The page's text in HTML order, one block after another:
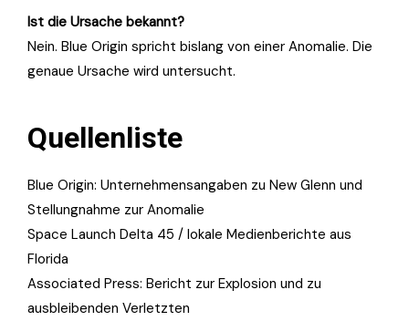
Ist die Ursache bekannt?
Nein. Blue Origin spricht bislang von einer Anomalie. Die
genaue Ursache wird untersucht.
Quellenliste
Blue Origin: Unternehmensangaben zu New Glenn und
Stellungnahme zur Anomalie
Space Launch Delta 45 / lokale Medienberichte aus
Florida
Associated Press: Bericht zur Explosion und zu
ausbleibenden Verletzten